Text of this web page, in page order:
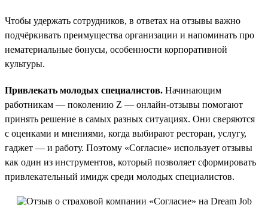
Чтобы удержать сотрудников, в ответах на отзывы важно
подчёркивать преимущества организации и напоминать про
нематериальные бонусы, особенности корпоративной
культуры.
Привлекать молодых специалистов. Начинающим
работникам — поколению Z — онлайн-отзывы помогают
принять решение в самых разных ситуациях. Они сверяются
с оценками и мнениями, когда выбирают ресторан, услугу,
гаджет — и работу. Поэтому «Согласие» использует отзывы
как один из инструментов, который позволяет сформировать
привлекательный имидж среди молодых специалистов.